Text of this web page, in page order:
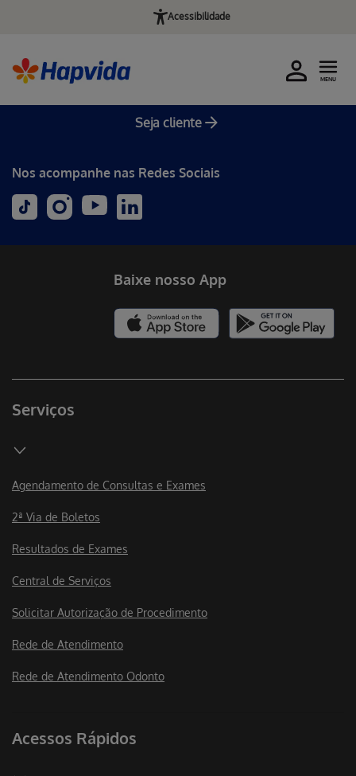
Acessibilidade
Seja cliente
MENU
Nos acompanhe nas Redes Sociais
Serviços
Agendamento de Consultas e Exames
2ª Via de Boletos
Resultados de Exames
Central de Serviços
Solicitar Autorização de Procedimento
Rede de Atendimento
Rede de Atendimento Odonto
Acessos Rápidos
Baixe nosso App